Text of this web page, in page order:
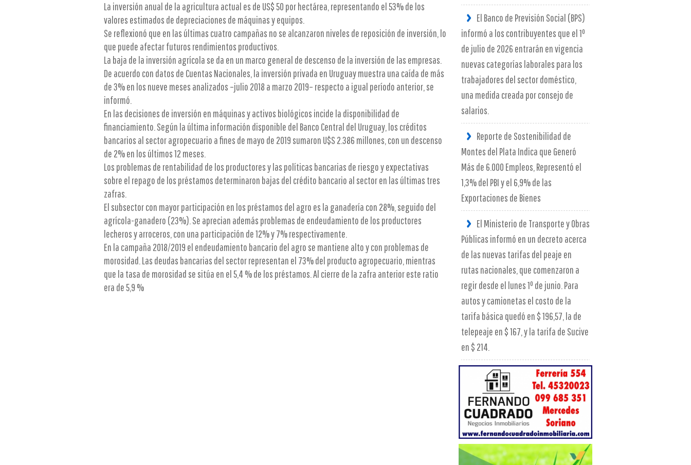
La inversión anual de la agricultura actual es de US$ 50 por hectárea, representando el 53% de los
valores estimados de depreciaciones de máquinas y equipos.
Se reflexionó que en las últimas cuatro campañas no se alcanzaron niveles de reposición de inversión, lo
que puede afectar futuros rendimientos productivos.
La baja de la inversión agrícola se da en un marco general de descenso de la inversión de las empresas.
De acuerdo con datos de Cuentas Nacionales, la inversión privada en Uruguay muestra una caída de más
de 3% en los nueve meses analizados –julio 2018 a marzo 2019– respecto a igual período anterior, se
informó.
En las decisiones de inversión en máquinas y activos biológicos incide la disponibilidad de
financiamiento. Según la última información disponible del Banco Central del Uruguay, los créditos
bancarios al sector agropecuario a fines de mayo de 2019 sumaron U$S 2.386 millones, con un descenso
de 2% en los últimos 12 meses.
Los problemas de rentabilidad de los productores y las políticas bancarias de riesgo y expectativas
sobre el repago de los préstamos determinaron bajas del crédito bancario al sector en las últimas tres
zafras.
El subsector con mayor participación en los préstamos del agro es la ganadería con 28%, seguido del
agrícola-ganadero (23%). Se aprecian además problemas de endeudamiento de los productores
lecheros y arroceros, con una participación de 12% y 7% respectivamente.
En la campaña 2018/2019 el endeudamiento bancario del agro se mantiene alto y con problemas de
morosidad. Las deudas bancarias del sector representan el 73% del producto agropecuario, mientras
que la tasa de morosidad se sitúa en el 5,4 % de los préstamos. Al cierre de la zafra anterior este ratio
era de 5,9 %
El Banco de Previsión Social (BPS)
informó a los contribuyentes que el 1º
de julio de 2026 entrarán en vigencia
nuevas categorías laborales para los
trabajadores del sector doméstico,
una medida creada por consejo de
salarios.
Reporte de Sostenibilidad de
Montes del Plata Indica que Generó
Más de 6.000 Empleos, Representó el
1,3% del PBI y el 6,9% de las
Exportaciones de Bienes
El Ministerio de Transporte y Obras
Públicas informó en un decreto acerca
de las nuevas tarifas del peaje en
rutas nacionales, que comenzaron a
regir desde el lunes 1º de junio. Para
autos y camionetas el costo de la
tarifa básica quedó en $ 196,57, la de
telepeaje en $ 167, y la tarifa de Sucive
en $ 214.